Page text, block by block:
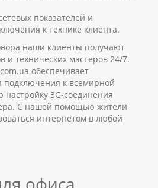
показателей и
к технике клиента.
наши клиенты получают
и технических мастеров 24/7.
обеспечивает
подключения к всемирной
настройку 3G-соединения
С нашей помощью жители
интернетом в любой